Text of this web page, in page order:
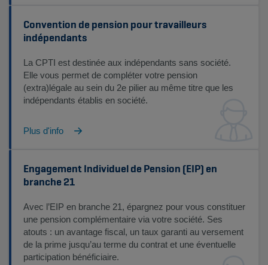
Convention de pension pour travailleurs
indépendants
La CPTI est destinée aux indépendants sans société.
Elle vous permet de compléter votre pension
(extra)légale au sein du 2e pilier au même titre que les
indépendants établis en société.
Plus d'info
Engagement Individuel de Pension (EIP) en
branche 21
Avec l’EIP en branche 21, épargnez pour vous constituer
une pension complémentaire via votre société. Ses
atouts : un avantage fiscal, un taux garanti au versement
de la prime jusqu’au terme du contrat et une éventuelle
participation bénéficiaire.